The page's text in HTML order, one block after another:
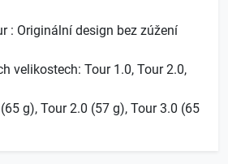
: Originální design bez zúžení
velikostech: Tour 1.0, Tour 2.0,
g), Tour 2.0 (57 g), Tour 3.0 (65